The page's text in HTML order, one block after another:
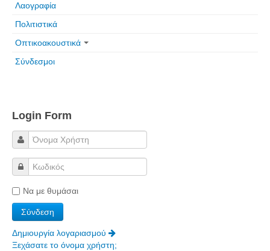
Λαογραφία
Πολιτιστικά
Οπτικοακουστικά
Σύνδεσμοι
Login Form
Να με θυμάσαι
Δημιουργία λογαριασμού
Ξεχάσατε το όνομα χρήστη;